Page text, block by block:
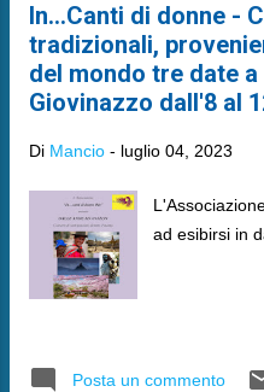
In...Canti di donne -
tradizionali,
del mondo tre date a
Giovinazzo dall'8 al
Di Mancio - luglio 04, 2023
ad esibirsi in
Posta un commento